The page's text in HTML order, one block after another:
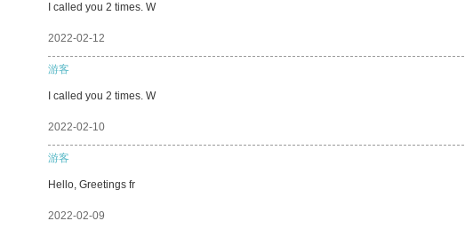
I called you 2 times. W
2022-02-12
游客
I called you 2 times. W
2022-02-10
游客
Hello, Greetings fr
2022-02-09